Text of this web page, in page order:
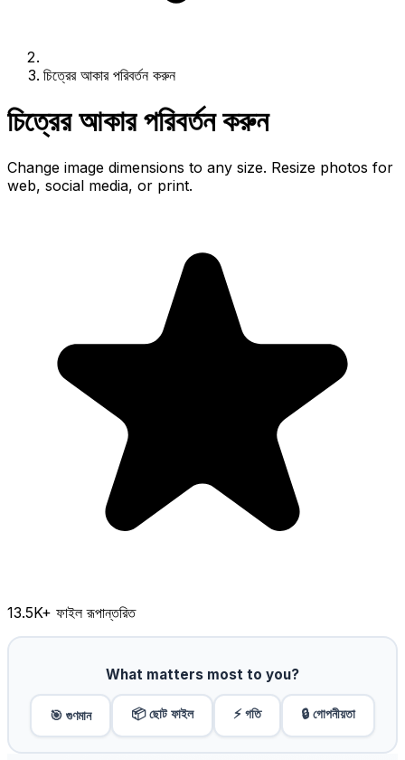
চিত্রের আকার পরিবর্তন করুন
চিত্রের আকার পরিবর্তন করুন
Change image dimensions to any size. Resize photos for
web, social media, or print.
13.5K+ ফাইল রূপান্তরিত
What matters most to you?
🎯 গুণমান 📦 ছোট ফাইল ⚡ গতি 🔒 গোপনীয়তা